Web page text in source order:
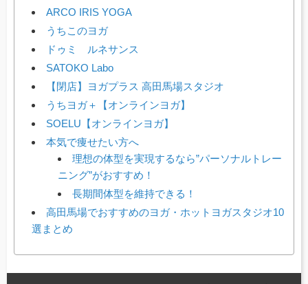
ARCO IRIS YOGA
うちこのヨガ
ドゥミ ルネサンス
SATOKO Labo
【閉店】ヨガプラス 高田馬場スタジオ
うちヨガ＋【オンラインヨガ】
SOELU【オンラインヨガ】
本気で痩せたい方へ
理想の体型を実現するなら”パーソナルトレー
ニング”がおすすめ！
長期間体型を維持できる！
高田馬場でおすすめのヨガ・ホットヨガスタジオ10
選まとめ